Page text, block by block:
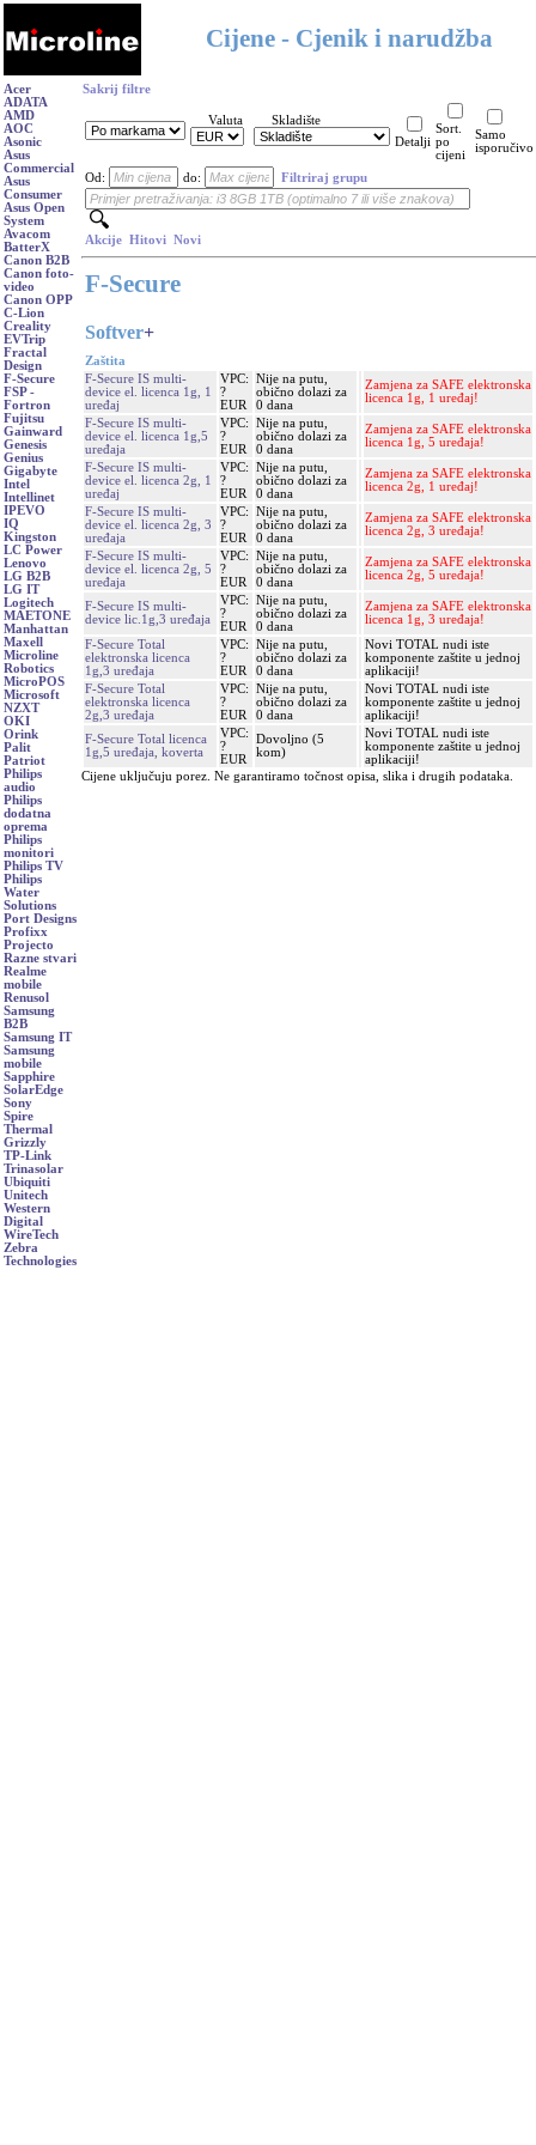
Cijene - Cjenik i narudžba
Acer
ADATA
AMD
AOC
Asonic
Asus
Commercial
Asus
Consumer
Asus Open
System
Avacom
BatterX
Canon B2B
Canon foto-
video
Canon OPP
C-Lion
Creality
EVTrip
Fractal
Design
F-Secure
FSP -
Fortron
Fujitsu
Gainward
Genesis
Genius
Gigabyte
Intel
Intellinet
IPEVO
IQ
Kingston
LC Power
Lenovo
LG B2B
LG IT
Logitech
MAETONE
Manhattan
Maxell
Microline
Robotics
MicroPOS
Microsoft
NZXT
OKI
Orink
Palit
Patriot
Philips
audio
Philips
dodatna
oprema
Philips
monitori
Philips TV
Philips
Water
Solutions
Port Designs
Profixx
Projecto
Razne stvari
Realme
mobile
Renusol
Samsung
B2B
Samsung IT
Samsung
mobile
Sapphire
SolarEdge
Sony
Spire
Thermal
Grizzly
TP-Link
Trinasolar
Ubiquiti
Unitech
Western
Digital
WireTech
Zebra
Technologies
Sakrij filtre
Valuta
Skladište
Detalji
Sort.
po
cijeni
Samo
isporučivo
Od: do: Filtriraj grupu
Akcije Hitovi Novi
F-Secure
Softver+
Zaštita
F-Secure IS multi-
device el. licenca 1g, 1
uređaj
VPC:
?
EUR
Nije na putu,
obično dolazi za
0 dana
Zamjena za SAFE elektronska
licenca 1g, 1 uređaj!
F-Secure IS multi-
device el. licenca 1g,5
uređaja
VPC:
?
EUR
Nije na putu,
obično dolazi za
0 dana
Zamjena za SAFE elektronska
licenca 1g, 5 uređaja!
F-Secure IS multi-
device el. licenca 2g, 1
uređaj
VPC:
?
EUR
Nije na putu,
obično dolazi za
0 dana
Zamjena za SAFE elektronska
licenca 2g, 1 uređaj!
F-Secure IS multi-
device el. licenca 2g, 3
uređaja
VPC:
?
EUR
Nije na putu,
obično dolazi za
0 dana
Zamjena za SAFE elektronska
licenca 2g, 3 uređaja!
F-Secure IS multi-
device el. licenca 2g, 5
uređaja
VPC:
?
EUR
Nije na putu,
obično dolazi za
0 dana
Zamjena za SAFE elektronska
licenca 2g, 5 uređaja!
F-Secure IS multi-
device lic.1g,3 uređaja
VPC:
?
EUR
Nije na putu,
obično dolazi za
0 dana
Zamjena za SAFE elektronska
licenca 1g, 3 uređaja!
F-Secure Total
elektronska licenca
1g,3 uređaja
VPC:
?
EUR
Nije na putu,
obično dolazi za
0 dana
Novi TOTAL nudi iste
komponente zaštite u jednoj
aplikaciji!
F-Secure Total
elektronska licenca
2g,3 uređaja
VPC:
?
EUR
Nije na putu,
obično dolazi za
0 dana
Novi TOTAL nudi iste
komponente zaštite u jednoj
aplikaciji!
F-Secure Total licenca
1g,5 uređaja, koverta
VPC:
?
EUR
Dovoljno (5
kom)
Novi TOTAL nudi iste
komponente zaštite u jednoj
aplikaciji!
Cijene uključuju porez. Ne garantiramo točnost opisa, slika i drugih podataka.